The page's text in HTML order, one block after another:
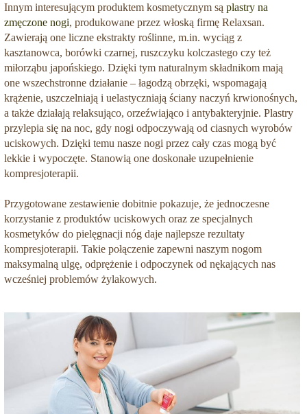
Innym interesującym produktem kosmetycznym są plastry na
zmęczone nogi, produkowane przez włoską firmę Relaxsan.
Zawierają one liczne ekstrakty roślinne, m.in. wyciąg z
kasztanowca, borówki czarnej, ruszczyku kolczastego czy też
miłorząbu japońskiego. Dzięki tym naturalnym składnikom mają
one wszechstronne działanie – łagodzą obrzęki, wspomagają
krążenie, uszczelniają i uelastyczniają ściany naczyń krwionośnych,
a także działają relaksująco, orzeźwiająco i antybakteryjnie. Plastry
przylepia się na noc, gdy nogi odpoczywają od ciasnych wyrobów
uciskowych. Dzięki temu nasze nogi przez cały czas mogą być
lekkie i wypoczęte. Stanowią one doskonałe uzupełnienie
kompresjoterapii.
Przygotowane zestawienie dobitnie pokazuje, że jednoczesne
korzystanie z produktów uciskowych oraz ze specjalnych
kosmetyków do pielęgnacji nóg daje najlepsze rezultaty
kompresjoterapii. Takie połączenie zapewni naszym nogom
maksymalną ulgę, odprężenie i odpoczynek od nękających nas
wcześniej problemów żylakowych.